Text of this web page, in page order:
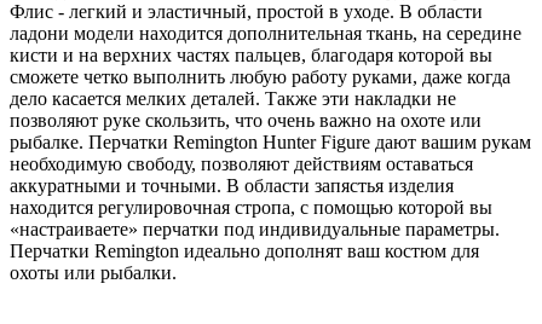
Флис - легкий и эластичный, простой в уходе. В области
ладони модели находится дополнительная ткань, на середине
кисти и на верхних частях пальцев, благодаря которой вы
сможете четко выполнить любую работу руками, даже когда
дело касается мелких деталей. Также эти накладки не
позволяют руке скользить, что очень важно на охоте или
рыбалке. Перчатки Remington Hunter Figure дают вашим рукам
необходимую свободу, позволяют действиям оставаться
аккуратными и точными. В области запястья изделия
находится регулировочная стропа, с помощью которой вы
«настраиваете» перчатки под индивидуальные параметры.
Перчатки Remington идеально дополнят ваш костюм для
охоты или рыбалки.